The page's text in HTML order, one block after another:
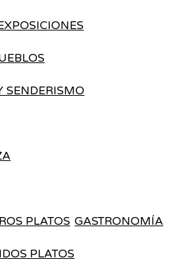
SENDERISMO
GASTRONOMÍA
PLATOS
PLATOS